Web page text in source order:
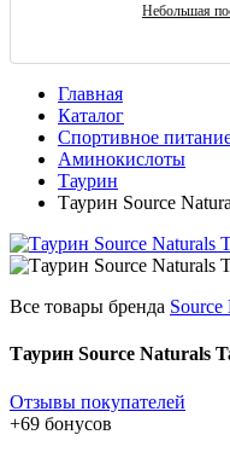
Небольшая
Главная
Каталог
Спортивное
Аминокислоты
Таурин
Таурин Source
Все товары бренда Source
Таурин Source Naturals
Отзывы покупателей
+69 бонусов